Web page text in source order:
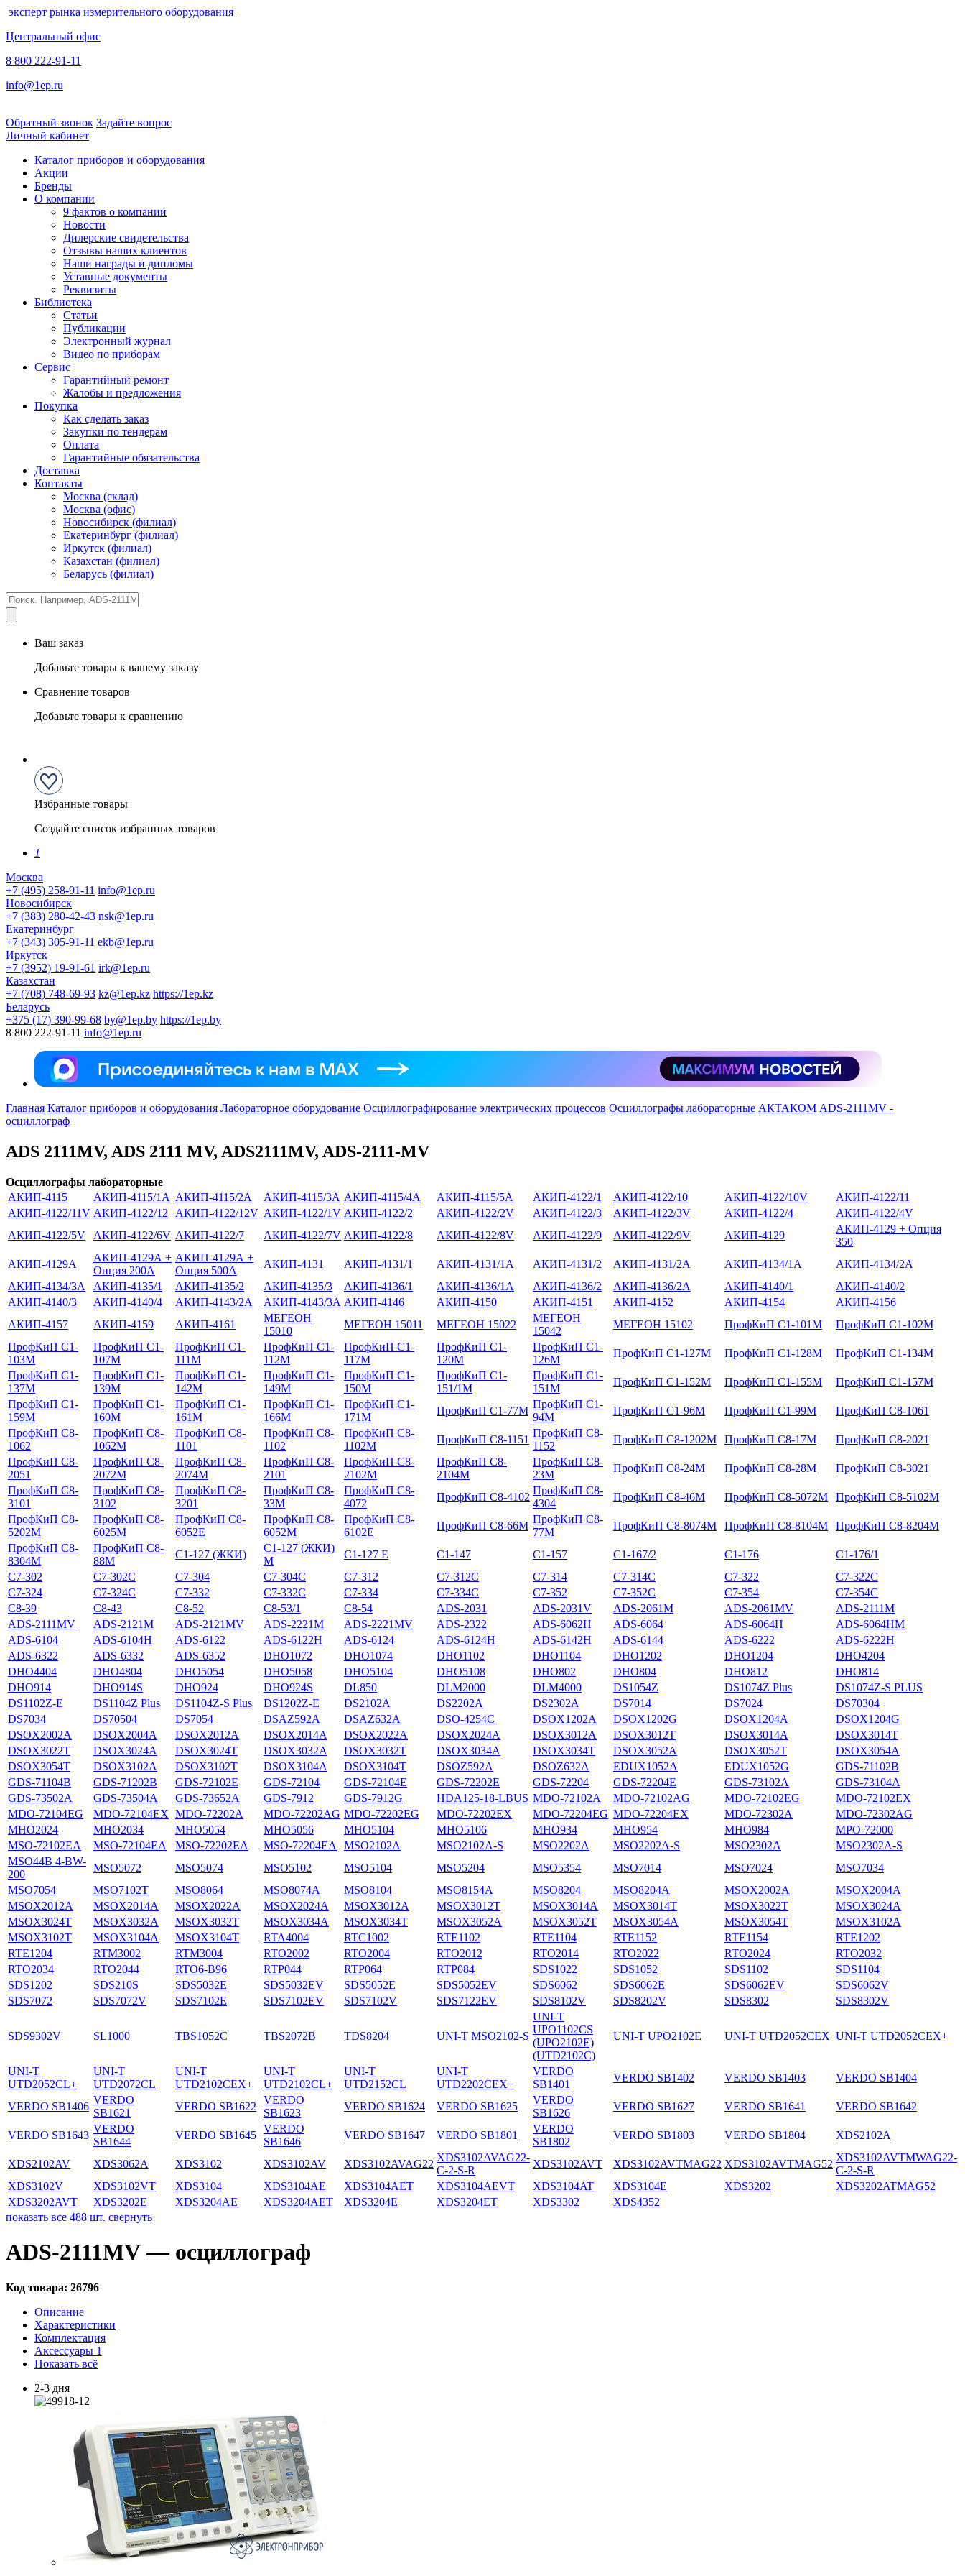
эксперт рынка измерительного оборудования
Центральный офис
8 800 222-91-11
info@1ep.ru
Обратный звонок Задайте вопрос
Личный кабинет
Каталог приборов и оборудования
Акции
Бренды
О компании
9 фактов о компании
Новости
Дилерские свидетельства
Отзывы наших клиентов
Наши награды и дипломы
Уставные документы
Реквизиты
Библиотека
Статьи
Публикации
Электронный журнал
Видео по приборам
Сервис
Гарантийный ремонт
Жалобы и предложения
Покупка
Как сделать заказ
Закупки по тендерам
Оплата
Гарантийные обязательства
Доставка
Контакты
Москва (склад)
Москва (офис)
Новосибирск (филиал)
Екатеринбург (филиал)
Иркутск (филиал)
Казахстан (филиал)
Беларусь (филиал)
Ваш заказ
Добавьте товары к вашему заказу
Сравнение товаров
Добавьте товары к сравнению
Избранные товары
Создайте список избранных товаров
1
Москва
+7 (495) 258-91-11 info@1ep.ru
Новосибирск
+7 (383) 280-42-43 nsk@1ep.ru
Екатеринбург
+7 (343) 305-91-11 ekb@1ep.ru
Иркутск
+7 (3952) 19-91-61 irk@1ep.ru
Казахстан
+7 (708) 748-69-93 kz@1ep.kz https://1ep.kz
Беларусь
+375 (17) 390-99-68 by@1ep.by https://1ep.by
8 800 222-91-11 info@1ep.ru
Главная Каталог приборов и оборудования Лабораторное оборудование Осциллографирование электрических процессов Осциллографы лабораторные АКТАКОМ ADS-2111MV -
осциллограф
ADS 2111MV, ADS 2111 MV, ADS2111MV, ADS-2111-MV
Осциллографы лабораторные
АКИП-4115
АКИП-4115/1А АКИП-4115/2А АКИП-4115/3А АКИП-4115/4А АКИП-4115/5А АКИП-4122/1 АКИП-4122/10 АКИП-4122/10V
АКИП-4122/11
АКИП-4122/11V АКИП-4122/12 АКИП-4122/12V АКИП-4122/1V АКИП-4122/2 АКИП-4122/2V АКИП-4122/3 АКИП-4122/3V АКИП-4122/4
АКИП-4122/4V
АКИП-4122/5V
АКИП-4122/6V АКИП-4122/7 АКИП-4122/7V АКИП-4122/8 АКИП-4122/8V АКИП-4122/9 АКИП-4122/9V АКИП-4129
АКИП-4129 + Опция
350
АКИП-4129А
АКИП-4129А +
Опция 200А
АКИП-4129А +
Опция 500А
АКИП-4131 АКИП-4131/1 АКИП-4131/1А АКИП-4131/2 АКИП-4131/2А АКИП-4134/1А
АКИП-4134/2А
АКИП-4134/3А
АКИП-4135/1 АКИП-4135/2 АКИП-4135/3 АКИП-4136/1 АКИП-4136/1А АКИП-4136/2 АКИП-4136/2А АКИП-4140/1
АКИП-4140/2
АКИП-4140/3
АКИП-4140/4 АКИП-4143/2А АКИП-4143/3А АКИП-4146 АКИП-4150 АКИП-4151 АКИП-4152 АКИП-4154
АКИП-4156
АКИП-4157
АКИП-4159 АКИП-4161
МЕГЕОН
15010
МЕГЕОН 15011 МЕГЕОН 15022
МЕГЕОН
15042
МЕГЕОН 15102 ПрофКиП С1-101М
ПрофКиП С1-102М
ПрофКиП С1-
103М
ПрофКиП С1-
107М
ПрофКиП С1-
111М
ПрофКиП С1-
112М
ПрофКиП С1-
117М
ПрофКиП С1-
120М
ПрофКиП С1-
126М
ПрофКиП С1-127М ПрофКиП С1-128М
ПрофКиП С1-134М
ПрофКиП С1-
137М
ПрофКиП С1-
139М
ПрофКиП С1-
142М
ПрофКиП С1-
149М
ПрофКиП С1-
150М
ПрофКиП С1-
151/1М
ПрофКиП С1-
151М
ПрофКиП С1-152М ПрофКиП С1-155М
ПрофКиП С1-157М
ПрофКиП С1-
159М
ПрофКиП С1-
160М
ПрофКиП С1-
161М
ПрофКиП С1-
166М
ПрофКиП С1-
171М
ПрофКиП С1-77М
ПрофКиП С1-
94М
ПрофКиП С1-96М ПрофКиП С1-99М
ПрофКиП С8-1061
ПрофКиП С8-
1062
ПрофКиП С8-
1062М
ПрофКиП С8-
1101
ПрофКиП С8-
1102
ПрофКиП С8-
1102М
ПрофКиП С8-1151
ПрофКиП С8-
1152
ПрофКиП С8-1202М ПрофКиП С8-17М
ПрофКиП С8-2021
ПрофКиП С8-
2051
ПрофКиП С8-
2072М
ПрофКиП С8-
2074М
ПрофКиП С8-
2101
ПрофКиП С8-
2102М
ПрофКиП С8-
2104М
ПрофКиП С8-
23М
ПрофКиП С8-24М ПрофКиП С8-28М
ПрофКиП С8-3021
ПрофКиП С8-
3101
ПрофКиП С8-
3102
ПрофКиП С8-
3201
ПрофКиП С8-
33М
ПрофКиП С8-
4072
ПрофКиП С8-4102
ПрофКиП С8-
4304
ПрофКиП С8-46М ПрофКиП С8-5072М
ПрофКиП С8-5102М
ПрофКиП С8-
5202М
ПрофКиП С8-
6025М
ПрофКиП С8-
6052Е
ПрофКиП С8-
6052М
ПрофКиП С8-
6102Е
ПрофКиП С8-66М
ПрофКиП С8-
77М
ПрофКиП С8-8074М ПрофКиП С8-8104М
ПрофКиП С8-8204М
ПрофКиП С8-
8304М
ПрофКиП С8-
88М
С1-127 (ЖКИ)
С1-127 (ЖКИ)
М
С1-127 Е С1-147 С1-157 С1-167/2 С1-176
С1-176/1
С7-302
С7-302С С7-304 С7-304С С7-312 С7-312С С7-314 С7-314С С7-322
С7-322С
С7-324
С7-324С С7-332 С7-332С С7-334 С7-334С С7-352 С7-352С С7-354
С7-354С
С8-39
С8-43 С8-52 С8-53/1 С8-54 ADS-2031 ADS-2031V ADS-2061M ADS-2061MV
ADS-2111M
ADS-2111MV
ADS-2121M ADS-2121MV ADS-2221M ADS-2221MV ADS-2322 ADS-6062H ADS-6064 ADS-6064H
ADS-6064HM
ADS-6104
ADS-6104H ADS-6122 ADS-6122H ADS-6124 ADS-6124H ADS-6142H ADS-6144 ADS-6222
ADS-6222H
ADS-6322
ADS-6332 ADS-6352 DHO1072 DHO1074 DHO1102 DHO1104 DHO1202 DHO1204
DHO4204
DHO4404
DHO4804 DHO5054 DHO5058 DHO5104 DHO5108 DHO802 DHO804 DHO812
DHO814
DHO914
DHO914S DHO924 DHO924S DL850 DLM2000 DLM4000 DS1054Z DS1074Z Plus
DS1074Z-S PLUS
DS1102Z-E
DS1104Z Plus DS1104Z-S Plus DS1202Z-E DS2102А DS2202A DS2302A DS7014 DS7024
DS70304
DS7034
DS70504 DS7054 DSAZ592A DSAZ632A DSO-4254C DSOX1202A DSOX1202G DSOX1204A
DSOX1204G
DSOX2002A
DSOX2004A DSOX2012A DSOX2014A DSOX2022A DSOX2024A DSOX3012A DSOX3012T DSOX3014A
DSOX3014T
DSOX3022T
DSOX3024A DSOX3024T DSOX3032A DSOX3032T DSOX3034A DSOX3034T DSOX3052A DSOX3052T
DSOX3054A
DSOX3054T
DSOX3102A DSOX3102T DSOX3104A DSOX3104T DSOZ592A DSOZ632A EDUX1052A EDUX1052G
GDS-71102B
GDS-71104B
GDS-71202B GDS-72102E GDS-72104 GDS-72104E GDS-72202E GDS-72204 GDS-72204E GDS-73102A
GDS-73104A
GDS-73502A
GDS-73504A GDS-73652A GDS-7912 GDS-7912G HDA125-18-LBUS MDO-72102A MDO-72102AG MDO-72102EG
MDO-72102EX
MDO-72104EG
MDO-72104EX MDO-72202A MDO-72202AG MDO-72202EG MDO-72202EX MDO-72204EG MDO-72204EX MDO-72302A
MDO-72302AG
MHO2024
MHO2034 MHO5054 MHO5056 MHO5104 MHO5106 MHO934 MHO954 MHO984
MPO-72000
MSO-72102EA
MSO-72104EA MSO-72202EA MSO-72204EA MSO2102A MSO2102A-S MSO2202A MSO2202A-S MSO2302A
MSO2302A-S
MSO44B 4-BW-
200
MSO5072 MSO5074 MSO5102 MSO5104 MSO5204 MSO5354 MSO7014 MSO7024
MSO7034
MSO7054
MSO7102T MSO8064 MSO8074A MSO8104 MSO8154A MSO8204 MSO8204A MSOX2002A
MSOX2004A
MSOX2012A
MSOX2014A MSOX2022A MSOX2024A MSOX3012A MSOX3012T MSOX3014A MSOX3014T MSOX3022T
MSOX3024A
MSOX3024T
MSOX3032A MSOX3032T MSOX3034A MSOX3034T MSOX3052A MSOX3052T MSOX3054A MSOX3054T
MSOX3102A
MSOX3102T
MSOX3104A MSOX3104T RTA4004 RTC1002 RTE1102 RTE1104 RTE1152 RTE1154
RTE1202
RTE1204
RTM3002 RTM3004 RTO2002 RTO2004 RTO2012 RTO2014 RTO2022 RTO2024
RTO2032
RTO2034
RTO2044 RTO6-B96 RTP044 RTP064 RTP084 SDS1022 SDS1052 SDS1102
SDS1104
SDS1202
SDS210S SDS5032E SDS5032EV SDS5052E SDS5052EV SDS6062 SDS6062E SDS6062EV
SDS6062V
SDS7072
SDS7072V SDS7102E SDS7102EV SDS7102V SDS7122EV SDS8102V SDS8202V SDS8302 SDS8302V
SDS9302V SL1000 TBS1052C TBS2072B TDS8204 UNI-T MSO2102-S
UNI-T
UPO1102CS
(UPO2102E)
(UTD2102C)
UNI-T UPO2102E UNI-T UTD2052CEX UNI-T UTD2052CEX+
UNI-T
UTD2052CL+
UNI-T
UTD2072CL
UNI-T
UTD2102CEX+
UNI-T
UTD2102CL+
UNI-T
UTD2152CL
UNI-T
UTD2202CEX+
VERDO
SB1401
VERDO SB1402 VERDO SB1403 VERDO SB1404
VERDO SB1406
VERDO
SB1621
VERDO SB1622
VERDO
SB1623
VERDO SB1624 VERDO SB1625
VERDO
SB1626
VERDO SB1627 VERDO SB1641 VERDO SB1642
VERDO SB1643
VERDO
SB1644
VERDO SB1645
VERDO
SB1646
VERDO SB1647 VERDO SB1801
VERDO
SB1802
VERDO SB1803 VERDO SB1804 XDS2102A
XDS2102AV XDS3062A XDS3102 XDS3102AV XDS3102AVAG22
XDS3102AVAG22-
C-2-S-R
XDS3102AVT XDS3102AVTMAG22 XDS3102AVTMAG52
XDS3102AVTMWAG22-
C-2-S-R
XDS3102V
XDS3102VT XDS3104 XDS3104AE XDS3104AET XDS3104AEVT XDS3104AT XDS3104E XDS3202
XDS3202ATMAG52
XDS3202AVT
XDS3202E XDS3204AE XDS3204AET XDS3204E XDS3204ET XDS3302
XDS4352
показать все 488 шт. свернуть
ADS-2111MV — осциллограф
Код товара: 26796
Описание
Характеристики
Комплектация
Аксессуары 1
Показать всё
2-3 дня